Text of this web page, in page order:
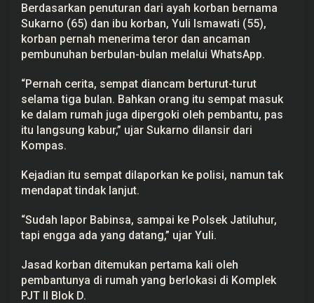
p
a
t
T
e
r
m
a
T
e
r
o
m
b
u
u
a
Berdasarkan penuturan dari ayah korban bernama
Sukarno (65) dan ibu korban, Yuli Ismawati (55),
korban pernah menerima teror dan ancaman
pembunuhan berbulan-bulan melalui WhatsApp.
“Pernah cerita, sempat diancam berturut-turut
selama tiga bulan. Bahkan orang itu sempat masuk
ke dalam rumah juga dipergoki oleh pembantu, pas
itu langsung kabur,” ujar Sukarno dilansir dari
Kompas.
Kejadian itu sempat dilaporkan ke polisi, namun tak
mendapat tindak lanjut.
“Sudah lapor Babinsa, sampai ke Polsek Jatiluhur,
tapi engga ada yang datang,” ujar Yuli.
Jasad korban ditemukan pertama kali oleh
pembantunya di rumah yang berlokasi di Komplek
PJT II Blok D.